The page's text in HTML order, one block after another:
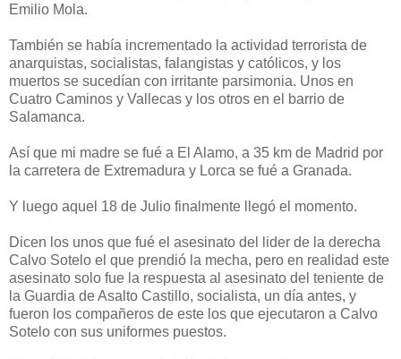
Emilio Mola.
También se había incrementado la actividad terrorista de
anarquistas, socialistas, falangistas y católicos, y los
muertos se sucedían con irritante parsimonia. Unos en
Cuatro Caminos y Vallecas y los otros en el barrio de
Salamanca.
Así que mi madre se fué a El Alamo, a 35 km de Madrid por
la carretera de Extremadura y Lorca se fué a Granada.
Y luego aquel 18 de Julio finalmente llegó el momento.
Dicen los unos que fué el asesinato del lider de la derecha
Calvo Sotelo el que prendió la mecha, pero en realidad este
asesinato solo fue la respuesta al asesinato del teniente de
la Guardia de Asalto Castillo, socialista, un día antes, y
fueron los compañeros de este los que ejecutaron a Calvo
Sotelo con sus uniformes puestos.